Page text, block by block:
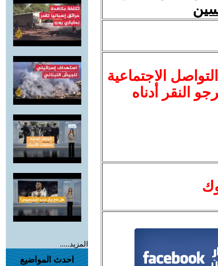
الاجتماعية
النقر أدناه
المزيد.....
احدث المواضيع